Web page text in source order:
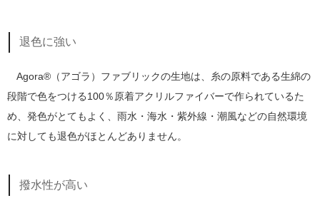
退色に強い
Agora®（アゴラ）ファブリックの生地は、糸の原料である生綿の
段階で色をつける100％原着アクリルファイバーで作られているた
め、発色がとてもよく、雨水・海水・紫外線・潮風などの自然環境
に対しても退色がほとんどありません。
撥水性が高い